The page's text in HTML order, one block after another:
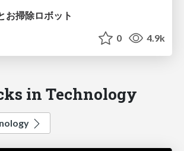
お掃除ロボット
0 4.9k
in Technology